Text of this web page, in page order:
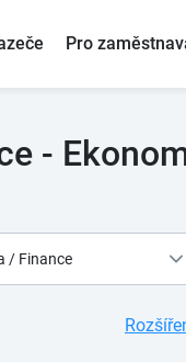
Pro
-
/ Finance